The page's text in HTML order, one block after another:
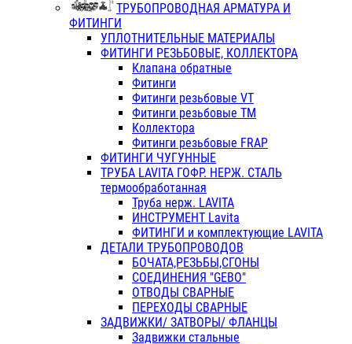
ТРУБОПРОВОДНАЯ АРМАТУРА И
ФИТИНГИ
УПЛОТНИТЕЛЬНЫЕ МАТЕРИАЛЫ
ФИТИНГИ РЕЗЬБОВЫЕ, КОЛЛЕКТОРА
Клапана обратные
Фитинги
Фитинги резьбовые VT
Фитинги резьбовые ТМ
Коллектора
Фитинги резьбовые FRAP
ФИТИНГИ ЧУГУННЫЕ
ТРУБА LAVITA ГОФР. НЕРЖ. СТАЛЬ
термообработанная
Труба нерж. LAVITA
ИНСТРУМЕНТ Lavita
ФИТИНГИ и комплектующие LAVITA
ДЕТАЛИ ТРУБОПРОВОДОВ
БОЧАТА,РЕЗЬБЫ,СГОНЫ
СОЕДИНЕНИЯ "GEBO"
ОТВОДЫ СВАРНЫЕ
ПЕРЕХОДЫ СВАРНЫЕ
ЗАДВИЖКИ/ ЗАТВОРЫ/ ФЛАНЦЫ
Задвижки стальные